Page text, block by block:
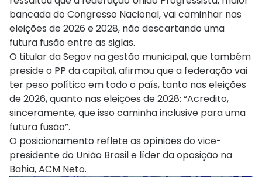
bancada do Congresso Nacional, vai caminhar nas
eleições de 2026 e 2028, não descartando uma
futura fusão entre as siglas.
O titular da Segov na gestão municipal, que também
preside o PP da capital, afirmou que a federação vai
ter peso político em todo o país, tanto nas eleições
de 2026, quanto nas eleições de 2028: “Acredito,
sinceramente, que isso caminha inclusive para uma
futura fusão”.
O posicionamento reflete as opiniões do vice-
presidente do União Brasil e líder da oposição na
Bahia, ACM Neto.